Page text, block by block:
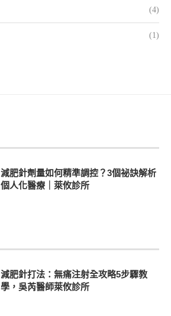
(4)
(1)
減肥針劑量如何精準調控？3個祕訣解析
個人化醫療｜萊攸診所
減肥針打法：無痛注射全攻略5步驟教
學，吳芮醫師萊攸診所